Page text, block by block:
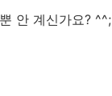
안 계신가요? ^^;